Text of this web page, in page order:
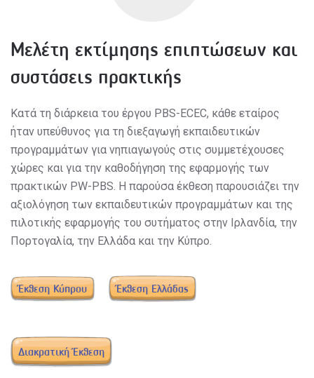
Μελέτη εκτίμησης επιπτώσεων και
συστάσεις πρακτικής
Κατά τη διάρκεια του έργου PBS-ECEC, κάθε εταίρος
ήταν υπεύθυνος για τη διεξαγωγή εκπαιδευτικών
προγραμμάτων για νηπιαγωγούς στις συμμετέχουσες
χώρες και για την καθοδήγηση της εφαρμογής των
πρακτικών PW-PBS . Η παρούσα έκθεση παρουσιάζει την
αξιολόγηση των εκπαιδευτικών προγραμμάτων και της
πιλοτικής εφαρμογής του συτήματος στην Ιρλανδία, την
Πορτογαλία, την Ελλάδα και την Κύπρο.
Έκθεση Κύπρου Έκθεση Ελλάδας
Διακρατική Έκθεση